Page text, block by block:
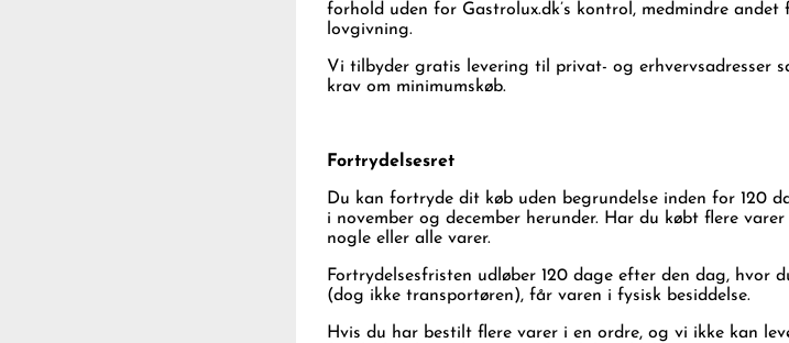
forhold uden for Gastrolux.dk’s kontrol, medmindre
lovgivning.
Vi tilbyder gratis levering til privat- og erhvervsadresser
krav om minimumskøb.
Fortrydelsesret
Du kan fortryde dit køb uden begrundelse inden for 120
i november og december herunder. Har du købt flere
nogle eller alle varer.
Fortrydelsesfristen udløber 120 dage efter den dag, hvor
(dog ikke transportøren), får varen i fysisk besiddelse.
Hvis du har bestilt flere varer i en ordre, og vi ikke kan